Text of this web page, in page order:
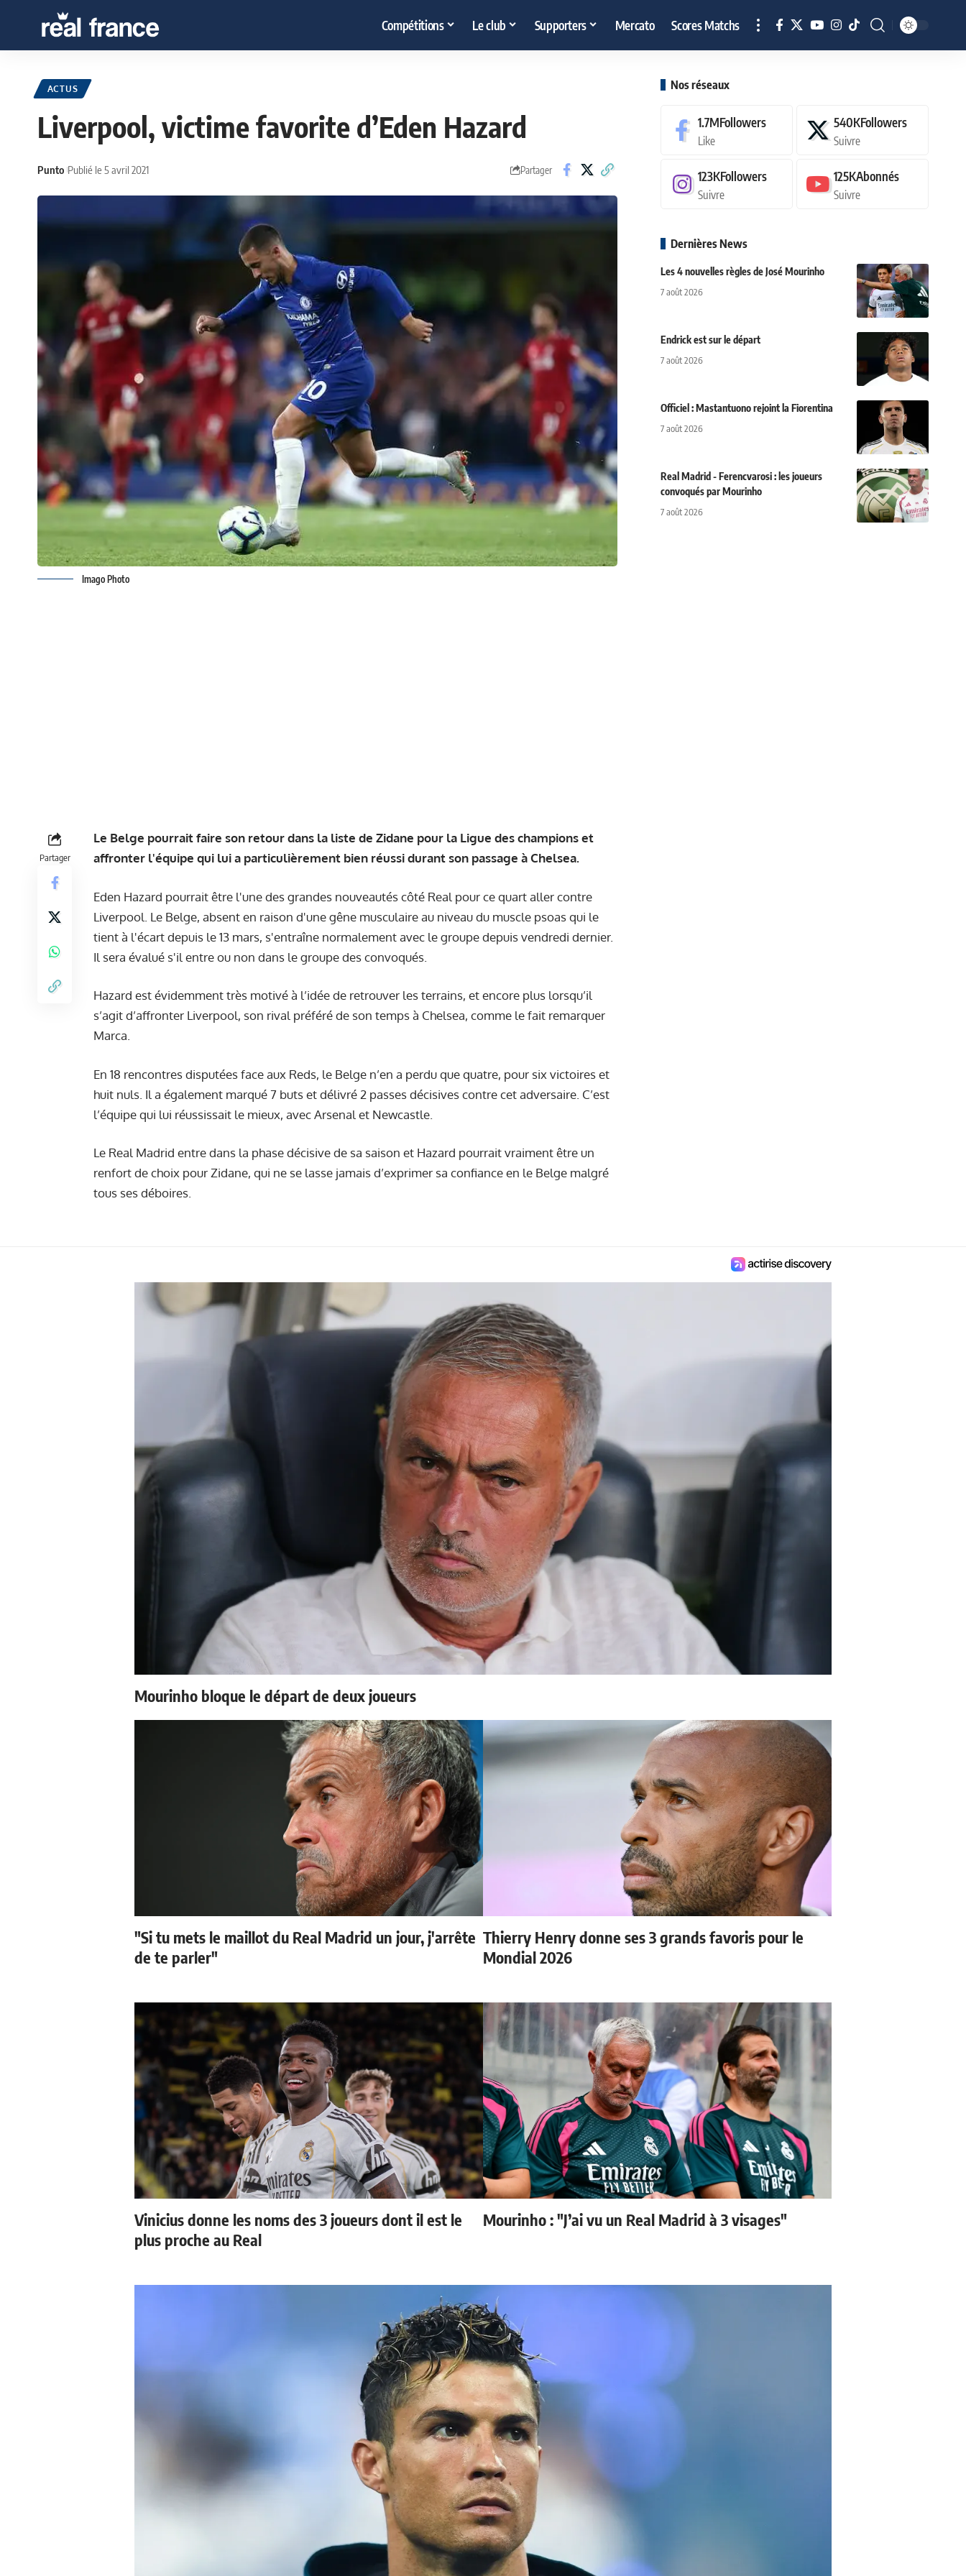
Compétitions Le club Supporters Mercato Scores Matchs
ACTUS
Liverpool, victime favorite d’Eden Hazard
Punto Publié le 5 avril 2021 Partager
Imago Photo
Partager
Le Belge pourrait faire son retour dans la liste de Zidane pour la Ligue des champions et
affronter l'équipe qui lui a particulièrement bien réussi durant son passage à Chelsea.
Eden Hazard pourrait être l'une des grandes nouveautés côté Real pour ce quart aller contre
Liverpool. Le Belge, absent en raison d'une gêne musculaire au niveau du muscle psoas qui le
tient à l'écart depuis le 13 mars, s'entraîne normalement avec le groupe depuis vendredi dernier.
Il sera évalué s'il entre ou non dans le groupe des convoqués.
Hazard est évidemment très motivé à l’idée de retrouver les terrains, et encore plus lorsqu’il
s’agit d’affronter Liverpool, son rival préféré de son temps à Chelsea, comme le fait remarquer
Marca.
En 18 rencontres disputées face aux Reds, le Belge n’en a perdu que quatre, pour six victoires et
huit nuls. Il a également marqué 7 buts et délivré 2 passes décisives contre cet adversaire. C’est
l’équipe qui lui réussissait le mieux, avec Arsenal et Newcastle.
Le Real Madrid entre dans la phase décisive de sa saison et Hazard pourrait vraiment être un
renfort de choix pour Zidane, qui ne se lasse jamais d’exprimer sa confiance en le Belge malgré
tous ses déboires.
Nos réseaux
1.7MFollowers
Like
540KFollowers
Suivre
123KFollowers
Suivre
125KAbonnés
Suivre
Dernières News
Les 4 nouvelles règles de José Mourinho
7 août 2026
Endrick est sur le départ
7 août 2026
Officiel : Mastantuono rejoint la Fiorentina
7 août 2026
Real Madrid - Ferencvarosi : les joueurs
convoqués par Mourinho
7 août 2026
Mourinho bloque le départ de deux joueurs
"Si tu mets le maillot du Real Madrid un jour, j'arrête
de te parler"
Thierry Henry donne ses 3 grands favoris pour le
Mondial 2026
Vinicius donne les noms des 3 joueurs dont il est le
plus proche au Real
Mourinho : "J’ai vu un Real Madrid à 3 visages"